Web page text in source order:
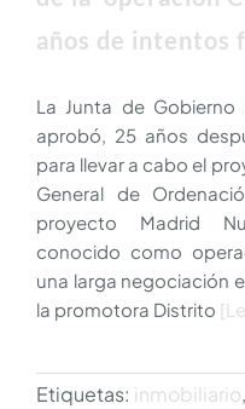
años de intentos
La Junta de
aprobó, 25 años
para llevar a cabo el
General de
proyecto Madrid
conocido como
una larga negociación
la promotora Distrito
Etiquetas: inmobiliario,